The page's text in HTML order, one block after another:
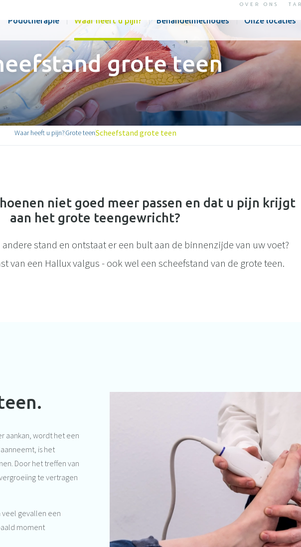
OVER ONS
Podotherapie Waar heeft u pijn? Behandelmethodes Onze locaties
grote teen
Waar heeft u pijn?Grote teenScheefstand grote teen
niet goed meer passen en dat u pijn krijgt
aan het grote teengewricht?
stand en ontstaat er een bult aan de binnenzijde van uw voet?
van een Hallux valgus - ook wel een scheefstand van de grote teen.
aankan, wordt het een
is het
Door het treffen van
te vertragen
veel gevallen een
moment